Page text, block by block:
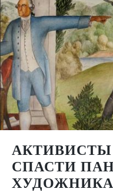
СПАСТИ
ХУДОЖНИКА